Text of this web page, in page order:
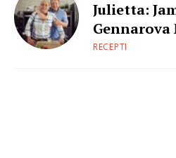
Julietta:
RECEPTI